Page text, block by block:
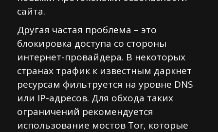
сайта.
Другая частая проблема – это
блокировка доступа со стороны
интернет-провайдера. В некоторых
странах трафик к известным даркнет
ресурсам фильтруется на уровне DNS
или IP-адресов. Для обхода таких
ограничений рекомендуется
использование мостов Tor, которые